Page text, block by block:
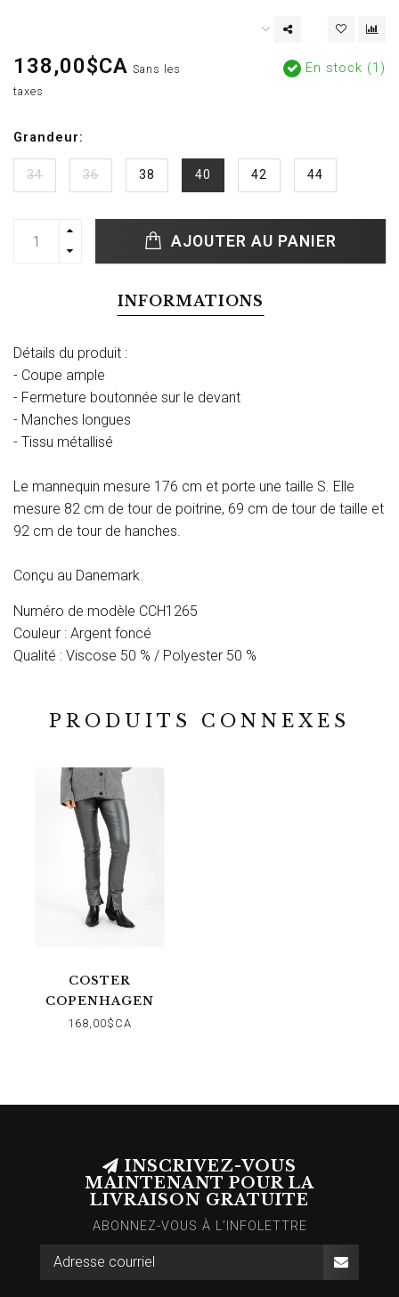
138,00$CA Sans les
taxes
En stock (1)
Grandeur:
34 36 38 40 42 44
AJOUTER AU PANIER
INFORMATIONS
Détails du produit :
- Coupe ample
- Fermeture boutonnée sur le devant
- Manches longues
- Tissu métallisé
Le mannequin mesure 176 cm et porte une taille S. Elle
mesure 82 cm de tour de poitrine, 69 cm de tour de taille et
92 cm de tour de hanches.
Conçu au Danemark.
Numéro de modèle CCH1265
Couleur : Argent foncé
Qualité : Viscose 50 % / Polyester 50 %
PRODUITS CONNEXES
COSTER
COPENHAGEN
PANTALON SLIM CC
168,00$CA
INSCRIVEZ-VOUS
MAINTENANT POUR LA
LIVRAISON GRATUITE
ABONNEZ-VOUS À L’INFOLETTRE